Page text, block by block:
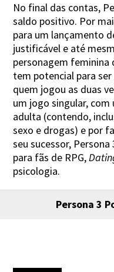
No final das contas,
saldo positivo. Por
para um lançamento
justificável e até
personagem feminina
tem potencial para
quem jogou as duas
um jogo singular,
adulta (contendo,
sexo e drogas) e por
seu sucessor,
para fãs de RPG,
psicologia.
Persona 3